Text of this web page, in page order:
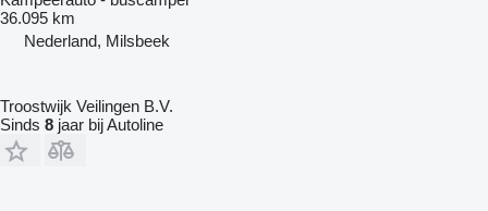
36.095 km
Nederland, Milsbeek
Troostwijk Veilingen B.V.
Sinds 8 jaar bij Autoline